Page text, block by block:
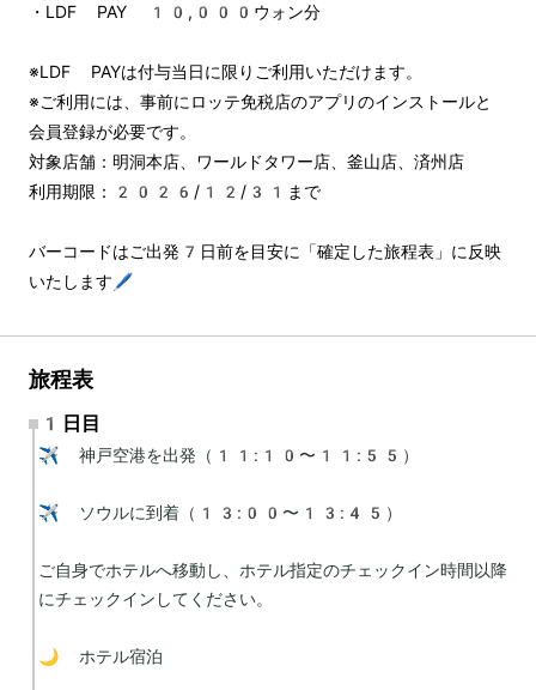
・LDF PAY 10,000ウォン分
※LDF PAYは付与当日に限りご利用いただけます。
※ご利用には、事前にロッテ免税店のアプリのインストールと
会員登録が必要です。
対象店舗：明洞本店、ワールドタワー店、釜山店、済州店
利用期限：2026/12/31まで
バーコードはご出発7日前を目安に「確定した旅程表」に反映
いたします🖊️
旅程表
1日目
✈️ 神戸空港を出発（11:10〜11:55）
✈️ ソウルに到着（13:00〜13:45）
ご自身でホテルへ移動し、ホテル指定のチェックイン時間以降
にチェックインしてください。
🌙 ホテル宿泊